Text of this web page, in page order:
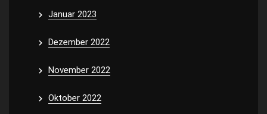
Januar 2023
Dezember 2022
November 2022
Oktober 2022